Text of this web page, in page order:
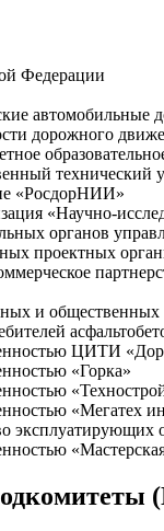
Федерации
автомобильные
дорожного
«РосдорНИИ»
«Научно-
органов
проектных
и общественных
ЦИТИ
«Горка»
«Мегатех
эксплуатирующих